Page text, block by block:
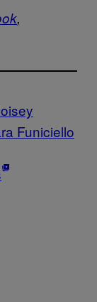
,
Funiciello